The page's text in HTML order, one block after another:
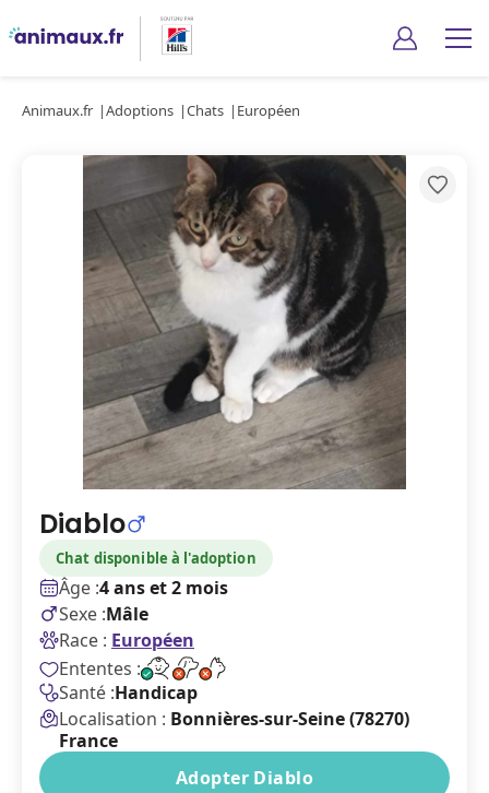
Animaux.fr Adoptions Chats Européen
Diablo
Chat disponible à l'adoption
Âge :4 ans et 2 mois
Sexe :Mâle
Race : Européen
Ententes :
Santé :Handicap
Localisation : Bonnières-sur-Seine (78270)
France
Adopter Diablo